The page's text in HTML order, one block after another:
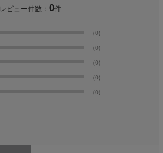
レビュー件数：0件
(0)
(0)
(0)
(0)
(0)